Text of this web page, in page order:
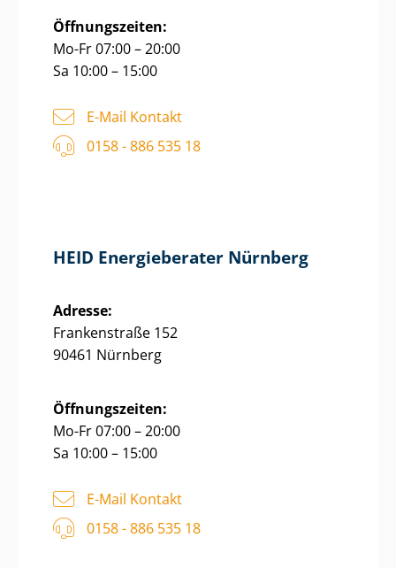
Öffnungszeiten:
Mo-Fr 07:00 – 20:00
Sa 10:00 – 15:00
E-Mail Kontakt
0158 - 886 535 18
HEID Energieberater Nürnberg
Adresse:
Frankenstraße 152
90461 Nürnberg
Öffnungszeiten:
Mo-Fr 07:00 – 20:00
Sa 10:00 – 15:00
E-Mail Kontakt
0158 - 886 535 18